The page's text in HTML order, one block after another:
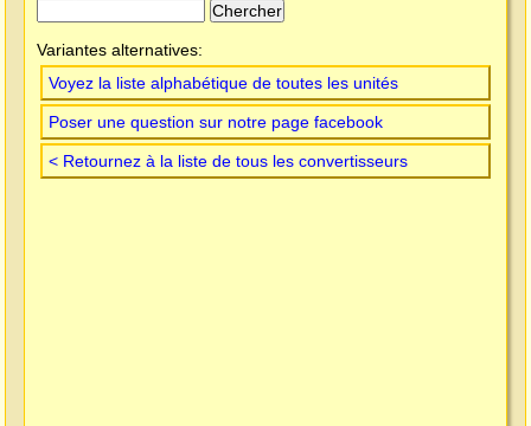
Variantes alternatives:
Voyez la liste alphabétique de toutes les unités
Poser une question sur notre page facebook
< Retournez à la liste de tous les convertisseurs